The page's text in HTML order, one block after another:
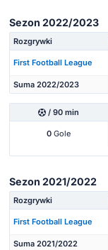
Sezon 2022/2023
Rozgrywki
First Football League
Suma 2022/2023
/ 90 min
0 Gole
Sezon 2021/2022
Rozgrywki
First Football League
Suma 2021/2022